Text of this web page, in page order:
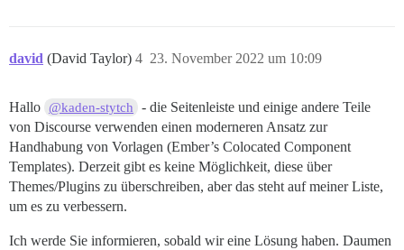
david (David Taylor) 23. November 2022 um 10:09
4
Hallo @kaden-stytch
- die Seitenleiste und einige andere Teile
von Discourse verwenden einen moderneren Ansatz zur
Handhabung von Vorlagen (Ember’s Colocated Component
Templates). Derzeit gibt es keine Möglichkeit, diese über
Themes/Plugins zu überschreiben, aber das steht auf meiner Liste,
um es zu verbessern.
Ich werde Sie informieren, sobald wir eine Lösung haben. Daumen